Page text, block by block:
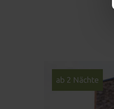
ab 2 Nächte